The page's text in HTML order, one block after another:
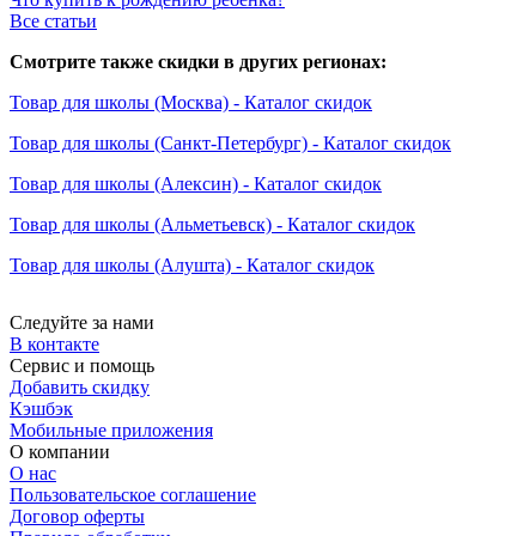
Все статьи
Смотрите также скидки в других регионах:
Товар для школы (Москва) - Каталог скидок
Товар для школы (Санкт-Петербург) - Каталог скидок
Товар для школы (Алексин) - Каталог скидок
Товар для школы (Альметьевск) - Каталог скидок
Товар для школы (Алушта) - Каталог скидок
Следуйте за нами
В контакте
Сервис и помощь
Добавить скидку
Кэшбэк
Мобильные приложения
О компании
О нас
Пользовательское соглашение
Договор оферты